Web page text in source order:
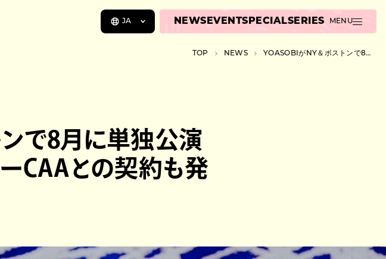
JA NEWS EVENTSPECIALSERIES MENU
TOP NEWS YOASOBIがNY＆ボストンで8月に単独公演開催、大手エージェンシーCAAとの契約も発表
で8月に単独公演
CAAとの契約も発